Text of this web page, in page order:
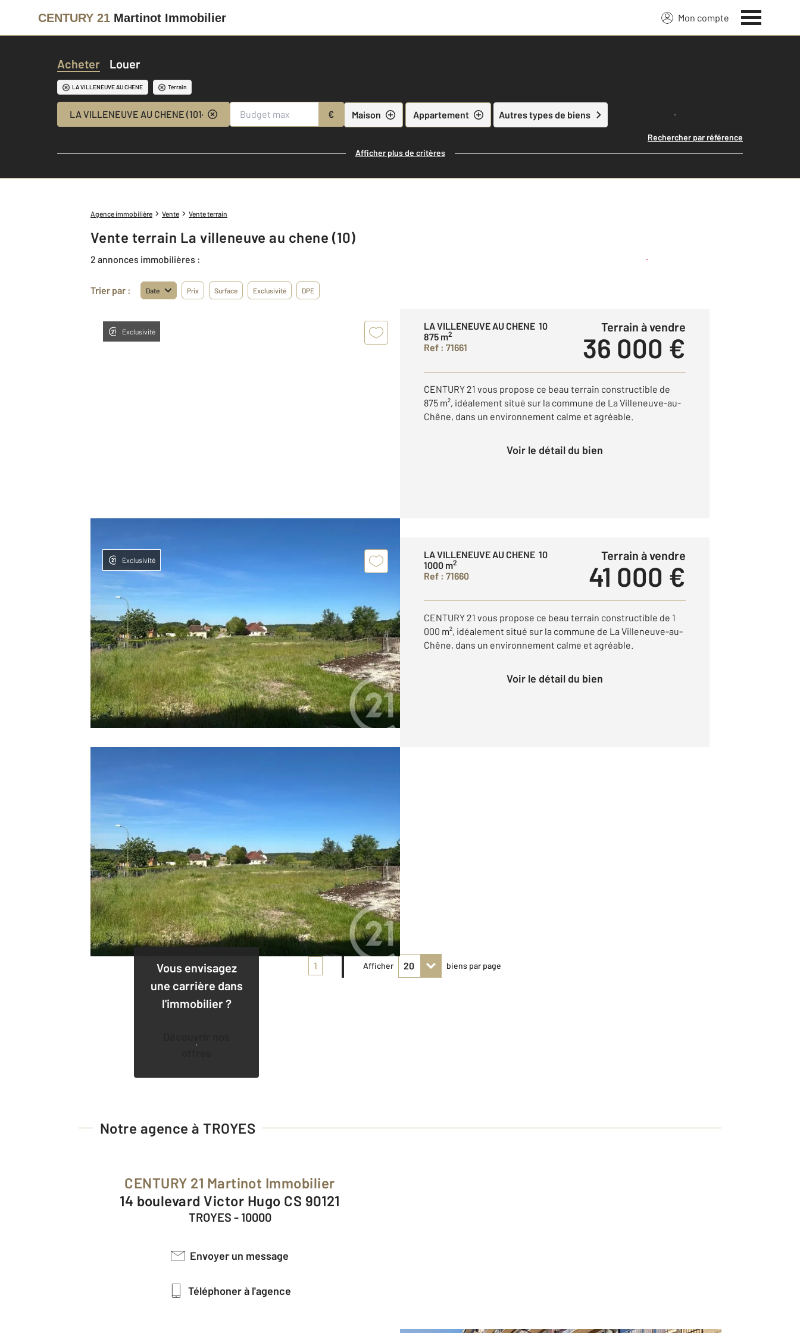
CENTURY 21 Martinot Immobilier Mon compte
Acheter Louer
LA VILLENEUVE AU CHENE Terrain
LA VILLENEUVE AU CHENE (10140) € Maison Appartement Autres types de biens Lancer ma recherche
Rechercher par référence
Afficher plus de critères
Agence immobilière Vente Vente terrain
Vente terrain La villeneuve au chene (10)
2 annonces immobilières : Créer une alerte
Trier par : Date Prix Surface Exclusivité DPE
Exclusivité
LA VILLENEUVE AU CHENE 10
875 m2
Ref : 71661
Terrain à vendre
36 000 €
CENTURY 21 vous propose ce beau terrain constructible de
875 m², idéalement situé sur la commune de La Villeneuve-au-
Chêne, dans un environnement calme et agréable.
Voir le détail du bien
Exclusivité
LA VILLENEUVE AU CHENE 10
1000 m2
Ref : 71660
Terrain à vendre
41 000 €
CENTURY 21 vous propose ce beau terrain constructible de 1
000 m², idéalement situé sur la commune de La Villeneuve-au-
Chêne, dans un environnement calme et agréable.
Voir le détail du bien
Vous envisagez
une carrière dans
l'immobilier ?
1 Afficher biens par page
Notre agence à TROYES
CENTURY 21 Martinot Immobilier
14 boulevard Victor Hugo CS 90121
TROYES - 10000
Envoyer un message
Téléphoner à l'agence